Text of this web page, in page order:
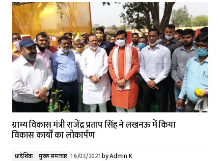
ग्राम्य विकास मंत्री राजेंद्र प्रताप सिंह ने लखनऊ में किया
विकास कार्यों का लोकार्पण
प्रादेशिक मुख्य समाचार 16/03/2021byAdmin K